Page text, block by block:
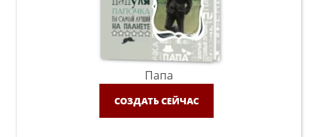
Папа
СОЗДАТЬ СЕЙЧАС